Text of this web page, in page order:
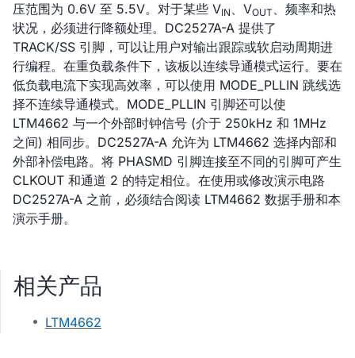
压范围为 0.6V 至 5.5V。对于某些 VIN 、VOUT、频率和热
状况，必须进行降额处理。DC2527A-A 提供了
TRACK/SS 引脚，可以让用户对输出跟踪或软启动周期进
行编程。在重负载条件下，该板以连续导通模式运行。要在
低负载电流下实现高效率，可以使用 MODE_PLLIN 跳线选
择不连续导通模式。MODE_PLLIN 引脚还可以使
LTM4662 与一个外部时钟信号 (介于 250kHz 和 1MHz
之间) 相同步。DC2527A-A 允许为 LTM4662 选择内部和
外部补偿电路。将 PHASMD 引脚连接至不同的引脚可产生
CLKOUT 和通道 2 的特定相位。在使用或修改演示电路
DC2527A-A 之前，必须结合阅读 LTM4662 数据手册和本
演示手册。
相关产品
LTM4662